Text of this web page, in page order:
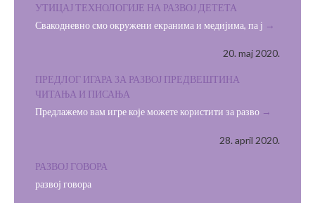
УТИЦАЈ ТЕХНОЛОГИЈЕ НА РАЗВОЈ ДЕТЕТА
Свакодневно смо окружени екранима и медијима, па ј
20. maj 2020.
ПРЕДЛОГ ИГАРА ЗА РАЗВОЈ ПРЕДВЕШТИНА
ЧИТАЊА И ПИСАЊА
Предлажемо вам игре које можете користити за разво
28. april 2020.
РАЗВОЈ ГОВОРА
развој говора